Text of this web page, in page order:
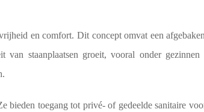
en comfort. Dit concept omvat een
van staanplaatsen groeit,vooral onder
bieden toegang tot privé- of gedeelde sanitaire